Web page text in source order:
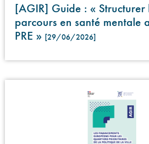
[AGIR] Guide : « Structurer
parcours en santé mentale
PRE » [29/06/2026]